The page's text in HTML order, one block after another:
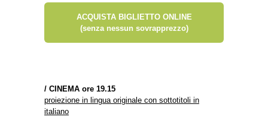
ACQUISTA BIGLIETTO ONLINE
(senza nessun sovrapprezzo)
/ CINEMA ore 19.15
proiezione in lingua originale con sottotitoli in
italiano